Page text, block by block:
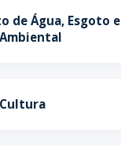
de Água, Esgoto e